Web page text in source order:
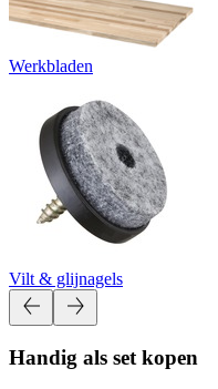
Werkbladen
Vilt & glijnagels
Handig als set kopen